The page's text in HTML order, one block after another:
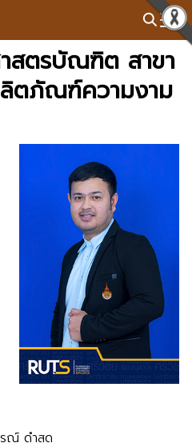
สตรบัณฑิต สาขา
ลิตภัณฑ์ความงาม
ณ์ ดำสุด